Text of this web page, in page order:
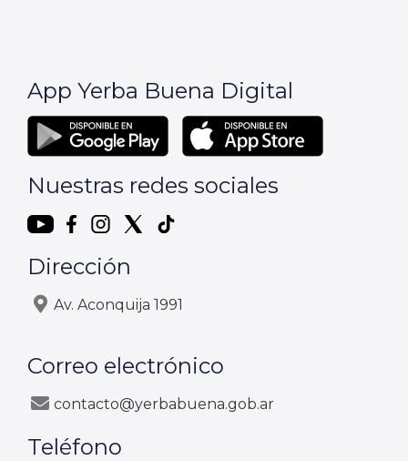
App Yerba Buena Digital
Nuestras redes sociales
Dirección
Av. Aconquija 1991
Correo electrónico
contacto@yerbabuena.gob.ar
Teléfono